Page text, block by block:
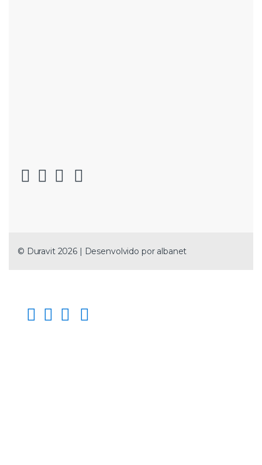
© Duravit 2026 | Desenvolvido por albanet